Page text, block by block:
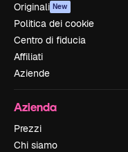
Originali New
Politica dei cookie
Centro di fiducia
Affiliati
Aziende
Azienda
Prezzi
Chi siamo